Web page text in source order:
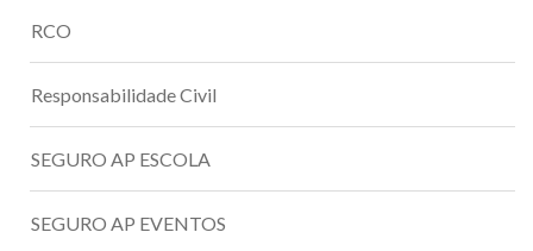
RCO
Responsabilidade Civil
SEGURO AP ESCOLA
SEGURO AP EVENTOS